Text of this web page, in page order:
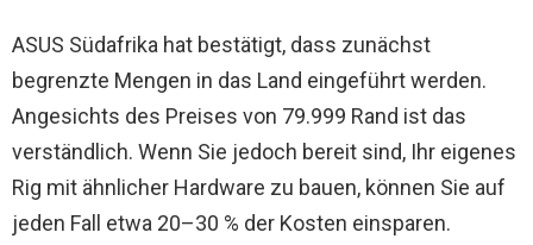
ASUS Südafrika hat bestätigt, dass zunächst
begrenzte Mengen in das Land eingeführt werden.
Angesichts des Preises von 79.999 Rand ist das
verständlich. Wenn Sie jedoch bereit sind, Ihr eigenes
Rig mit ähnlicher Hardware zu bauen, können Sie auf
jeden Fall etwa 20–30 % der Kosten einsparen.